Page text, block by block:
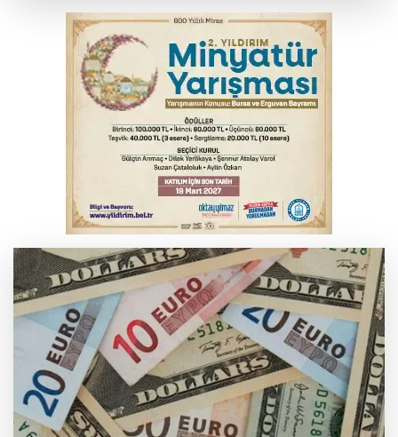
Başkan Dalgıç: Denizler halkındır
Bursa'da tavuk çiftliğinde yangın
Bursa'da kontrolden çıkan araç orta
refüje çıktı
Bursa'da akıma kapılan mühendis ağır
yaralandı